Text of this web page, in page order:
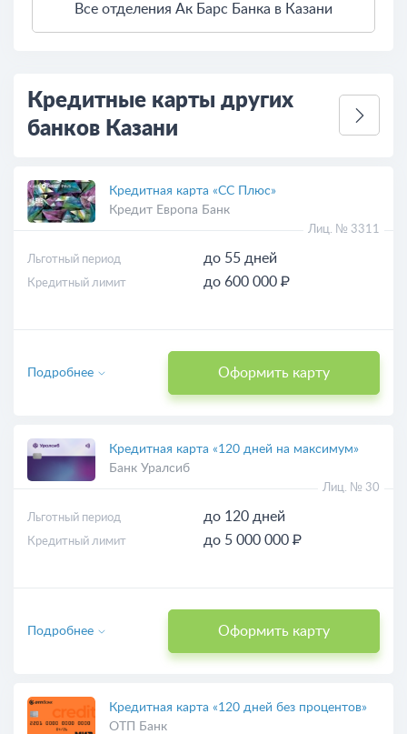
Все отделения Ак Барс Банка в Казани
Кредитные карты других
банков Казани
Кредитная карта «СС Плюс»
Кредит Европа Банк
Лиц. № 3311
Льготный период до 55 дней
Кредитный лимит до 600 000 ₽
Оформить карту
Подробнее
Кредитная карта «120 дней на максимум»
Банк Уралсиб
Лиц. № 30
Льготный период до 120 дней
Кредитный лимит до 5 000 000 ₽
Оформить карту
Подробнее
Кредитная карта «120 дней без процентов»
ОТП Банк